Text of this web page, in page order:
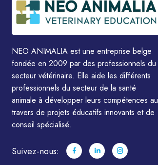
NEO ANIMALIA est une entreprise belge
fondée en 2009 par des professionnels du
secteur vétérinaire. Elle aide les différents
professionnels du secteur de la santé
animale à développer leurs compétences au
travers de projets éducatifs innovants et de
conseil spécialisé.
Suivez-nous: